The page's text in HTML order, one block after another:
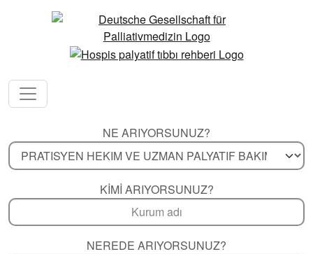
NE ARIYORSUNUZ?
KIMI ARIYORSUNUZ?
NEREDE ARIYORSUNUZ?